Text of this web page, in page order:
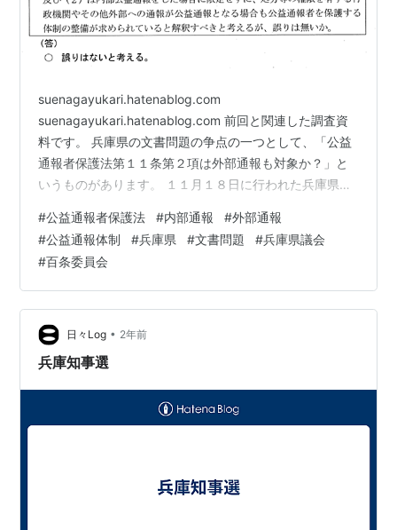
suenagayukari.hatenablog.com
suenagayukari.hatenablog.com 前回と関連した調査資
料です。 兵庫県の文書問題の争点の一つとして、「公益
通報者保護法第１１条第２項は外部通報も対象か？」と
いうものがあります。 １１月１８日に行われた兵庫県議
費者庁からの回答がありました。
https://web.pref.hyogo.lg.jp/gikai/iinkai/index/tokubets
u/bunsho/shingi/documents/bunshoshiryou061118.pdf
これに対して、…
#公益通報者保護法 #内部通報 #外部通報
#公益通報体制 #兵庫県 #文書問題 #兵庫県議会
#百条委員会
日々Log • 2年前
兵庫知事選